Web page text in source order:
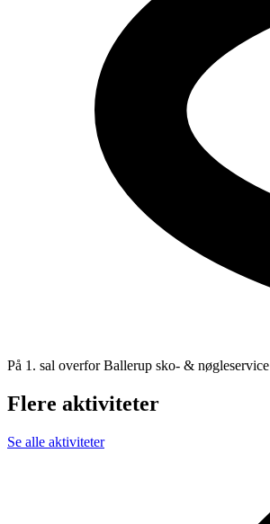
På 1. sal overfor Ballerup sko- & nøgleservice
Flere aktiviteter
Se alle aktiviteter